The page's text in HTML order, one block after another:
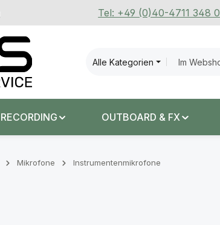
Tel: +49 (0)40-4711 348 0
Alle Kategorien
RECORDING OUTBOARD & FX
Mikrofone Instrumentenmikrofone